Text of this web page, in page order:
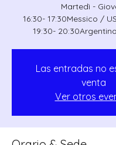
Martedì -
16:30- 17:30Messico /
19:30-
Las entradas no
venta
Ver otros